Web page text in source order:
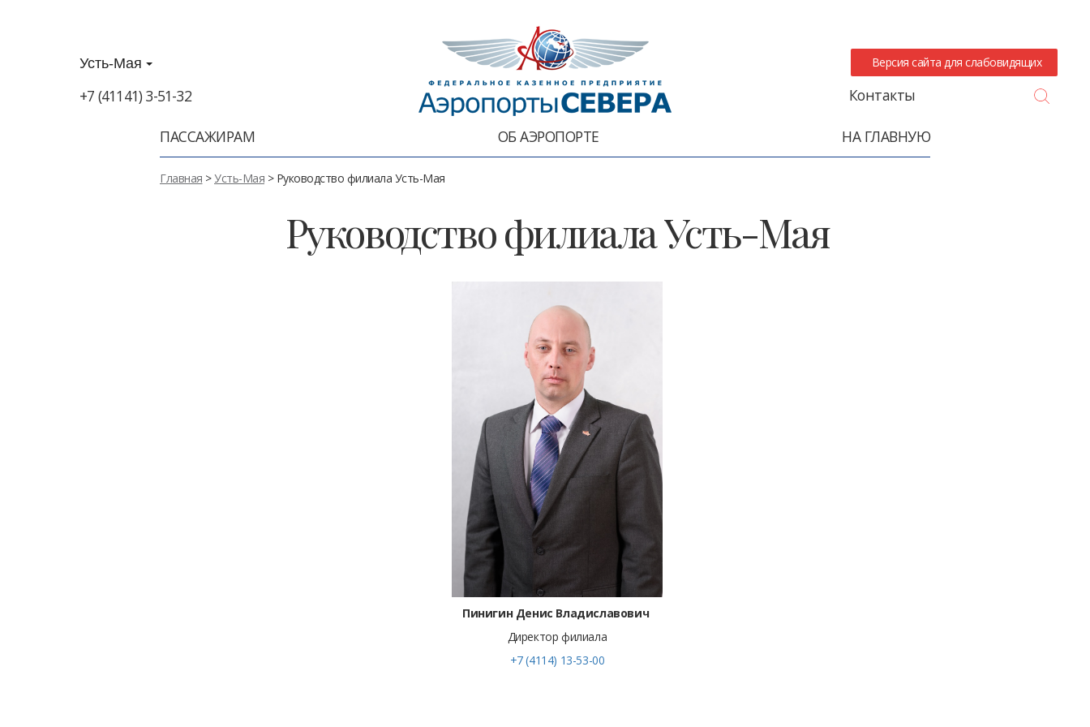
Усть-Мая
+7 (41141) 3-51-32
Версия сайта для слабовидящих
Контакты
ПАССАЖИРАМ ОБ АЭРОПОРТЕ НА ГЛАВНУЮ
Главная >Усть-Мая > Руководство филиала Усть-Мая
Руководство филиала Усть-Мая
Пинигин Денис Владиславович
Директор филиала
+7 (4114) 13-53-00